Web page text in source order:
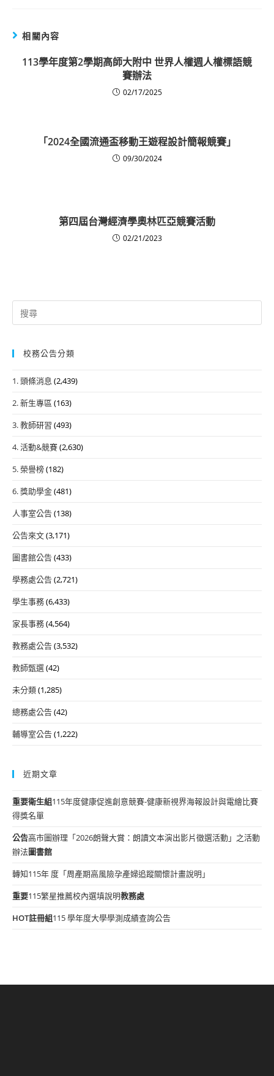
相關內容
113學年度第2學期高師大附中 世界人權週人權標語競
賽辦法
02/17/2025
「2024全國流通盃移動王遊程設計簡報競賽」
09/30/2024
第四屆台灣經濟學奧林匹亞競賽活動
02/21/2023
Search
for:
校務公告分類
1. 頭條消息 (2,439)
2. 新生專區 (163)
3. 教師研習 (493)
4. 活動&競賽(2,630)
5. 榮譽榜(182)
6. 獎助學金(481)
人事室公告(138)
公告來文(3,171)
圖書館公告(433)
學務處公告(2,721)
學生事務(6,433)
家長事務(4,564)
教務處公告(3,532)
教師甄選(42)
未分類(1,285)
總務處公告(42)
輔導室公告(1,222)
近期文章
重要衛生組115年度健康促進創意競賽-健康新視界海報設計與電繪比賽
得獎名單
公告高市圖辦理「2026朗聲大賞：朗讀文本演出影片徵選活動」之活動
辦法圖書館
轉知115年 度「周產期高風險孕產婦追蹤關懷計畫說明」
重要115繁星推薦校內選填說明教務處
HOT註冊組115 學年度大學學測成績查詢公告